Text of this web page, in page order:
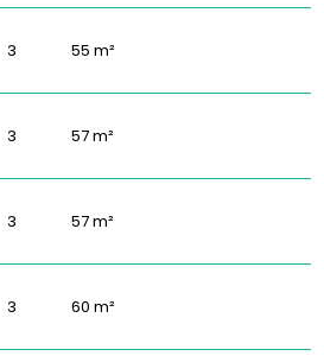
3 55 m²
3 57 m²
3 57 m²
3 60 m²